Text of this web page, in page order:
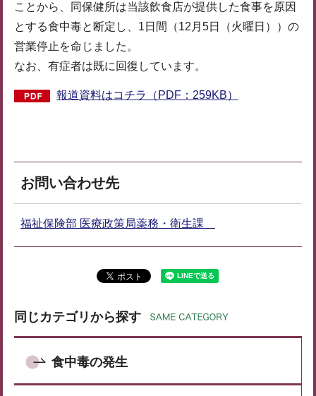
ことから、同保健所は当該飲食店が提供した食事を原因
とする食中毒と断定し、1日間（12月5日（火曜日））の
営業停止を命じました。
なお、有症者は既に回復しています。
報道資料はコチラ（PDF：259KB）
お問い合わせ先
福祉保険部 医療政策局薬務・衛生課
同じカテゴリから探す
食中毒の発生